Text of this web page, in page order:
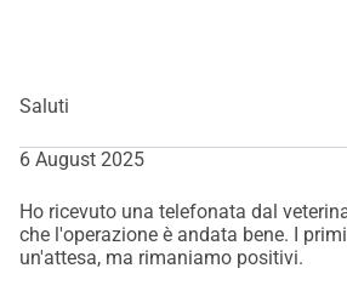
Saluti
6 August 2025
Ho ricevuto una telefonata dal
che l'operazione è andata bene. I
un'attesa, ma rimaniamo positivi.